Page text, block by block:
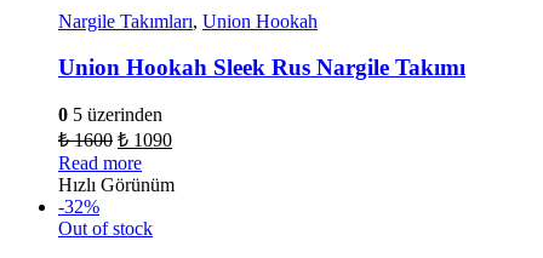
Nargile Takımları, Union Hookah
Union Hookah Sleek Rus Nargile Takımı
0 5 üzerinden
₺1600 ₺ 1090
Read more
Hızlı Görünüm
-32%
Out of stock